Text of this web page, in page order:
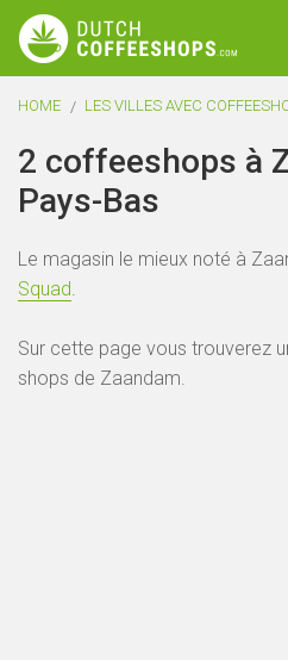
HOME LES VILLES AVEC
2 coffeeshops à
Pays-Bas
Le magasin le mieux noté à
Squad.
Sur cette page vous trouverez
shops de Zaandam.